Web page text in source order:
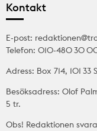
Kontakt
E-post:
Telefon: 010-480 30
Adress: Box 714, 101 33
Besöksadress: Olof
5 tr.
Obs! Redaktionen